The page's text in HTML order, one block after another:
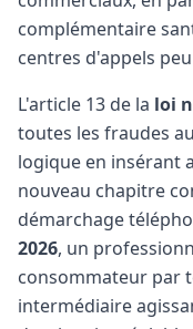
complémentaire
centres d'appels
L'article 13 de la loi
toutes les fraudes
logique en insérant
nouveau chapitre
démarchage
2026, un
consommateur par
intermédiaire